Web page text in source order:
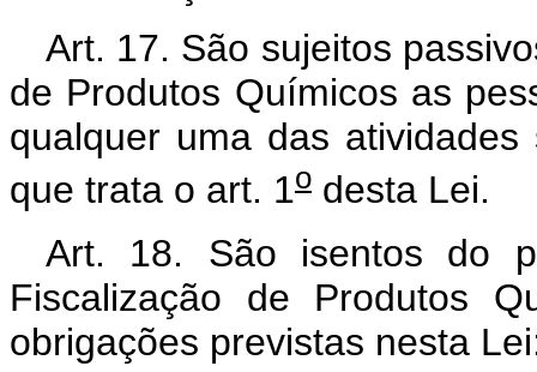
Art. 17. São sujeitos
de Produtos Químicos as
qualquer uma das
que trata o art. 1o desta Lei.
Art. 18. São isentos do
Fiscalização de Produtos
obrigações previstas nesta